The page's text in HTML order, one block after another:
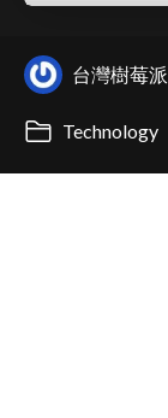
台灣樹莓派
Technology